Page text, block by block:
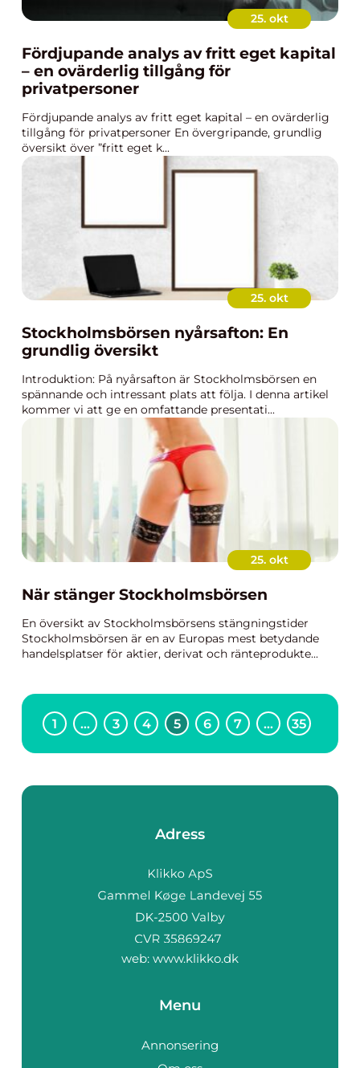
25. okt
Fördjupande analys av fritt eget kapital
– en ovärderlig tillgång för
privatpersoner
Fördjupande analys av fritt eget kapital – en ovärderlig
tillgång för privatpersoner En övergripande, grundlig
översikt över ”fritt eget k...
25. okt
Stockholmsbörsen nyårsafton: En
grundlig översikt
Introduktion: På nyårsafton är Stockholmsbörsen en
spännande och intressant plats att följa. I denna artikel
kommer vi att ge en omfattande presentati...
25. okt
När stänger Stockholmsbörsen
En översikt av Stockholmsbörsens stängningstider
Stockholmsbörsen är en av Europas mest betydande
handelsplatser för aktier, derivat och ränteprodukte...
1 … 3 4 5 6 7 … 35
Adress
web: www.klikko.dk
Menu
Annonsering